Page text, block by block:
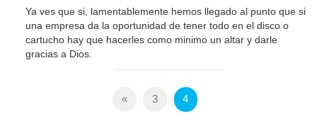
Ya ves que si, lamentablemente hemos llegado al punto que si
una empresa da la oportunidad de tener todo en el disco o
cartucho hay que hacerles como minimo un altar y darle
gracias a Dios.
« 3 4